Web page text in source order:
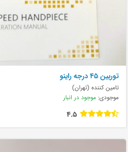
توربین 45 درجه راینو
تامین کننده (تهران)
موجودی: موجود در انبار
4.5